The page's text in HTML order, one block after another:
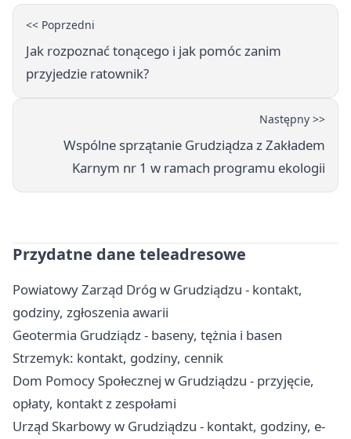
<< Poprzedni
Jak rozpoznać tonącego i jak pomóc zanim
przyjedzie ratownik?
Następny >>
Wspólne sprzątanie Grudziądza z Zakładem
Karnym nr 1 w ramach programu ekologii
Przydatne dane teleadresowe
Powiatowy Zarząd Dróg w Grudziądzu - kontakt,
godziny, zgłoszenia awarii
Geotermia Grudziądz - baseny, tężnia i basen
Strzemyk: kontakt, godziny, cennik
Dom Pomocy Społecznej w Grudziądzu - przyjęcie,
opłaty, kontakt z zespołami
Urząd Skarbowy w Grudziądzu - kontakt, godziny, e-